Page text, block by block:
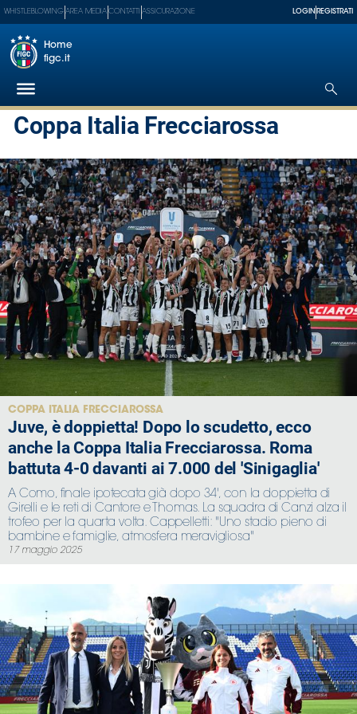
Federazione
Nazionali
Partner
Tecnici
SGS
Paralimpico
Serie
A
Women
Serie
Femminile
Museo
del
Calcio
Shop
I
partner
delle
Assicurazione
Cerca
Whistleblowing
WHISTLEBLOWING AREA MEDIA CONTATTI ASSICURAZIONE LOGIN REGISTRATI
Home
figc.it
Coppa Italia Frecciarossa
COPPA ITALIA FRECCIAROSSA
Juve, è doppietta! Dopo lo scudetto, ecco
anche la Coppa Italia Frecciarossa. Roma
battuta 4-0 davanti ai 7.000 del 'Sinigaglia'
A Como, finale ipotecata già dopo 34', con la doppietta di
Girelli e le reti di Cantore e Thomas. La squadra di Canzi alza il
trofeo per la quarta volta. Cappelletti: "Uno stadio pieno di
bambine e famiglie, atmosfera meravigliosa"
17 maggio 2025